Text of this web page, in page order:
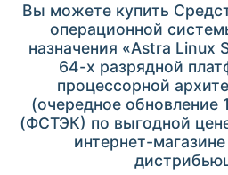
Вы можете купить
операционной
назначения «Astra Linux
64-х разрядной
процессорной
(очередное обновление
(ФСТЭК) по выгодной
интернет-